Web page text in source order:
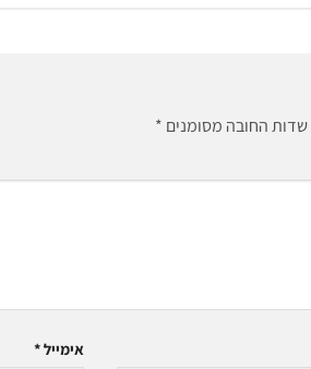
שדות החובה מסומנים *
אימייל*